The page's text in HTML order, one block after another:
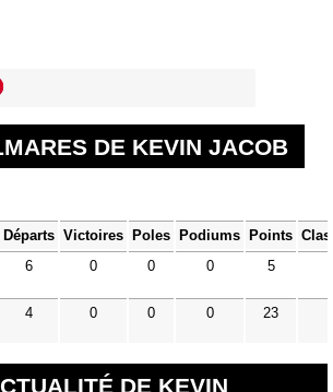
DE KEVIN JACOB
Départs Victoires Poles Podiums Points
6 0 0 0 5
4 0 0 0 23
DE KEVIN